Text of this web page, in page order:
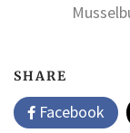
SHARE
Facebook